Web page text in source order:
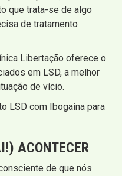
que trata-se de algo
de tratamento
Libertação oferece o
em LSD, a melhor
de vício.
LSD com Ibogaína para
ACONTECER
de que nós